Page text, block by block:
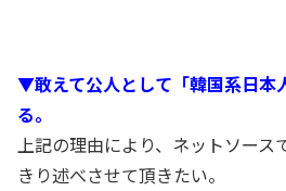
▼敢えて公人として「韓国系日本
る。
上記の理由により、ネットソース
きり述べさせて頂きたい。